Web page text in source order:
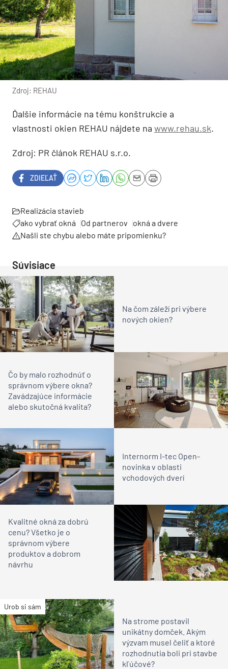
Zdroj: REHAU
Ďalšie informácie na tému konštrukcie a
vlastnosti okien REHAU nájdete na www.rehau.sk.
Zdroj: PR článok REHAU s.r.o.
ZDIEĽAŤ
Realizácia stavieb
ako vybrať okná
Od partnerov
okná a dvere
Našli ste chybu alebo máte pripomienku?
Súvisiace
Na čom záleží pri výbere
nových okien?
Čo by malo rozhodnúť o
správnom výbere okna?
Zavádzajúce informácie
alebo skutočná kvalita?
Internorm I-tec Open-
novinka v oblasti
vchodových dverí
Kvalitné okná za dobrú
cenu? Všetko je o
správnom výbere
produktov a dobrom
návrhu
Urob si sám
Na strome postavil
unikátny domček. Akým
výzvam musel čeliť a ktoré
rozhodnutia boli pri stavbe
kľúčové?